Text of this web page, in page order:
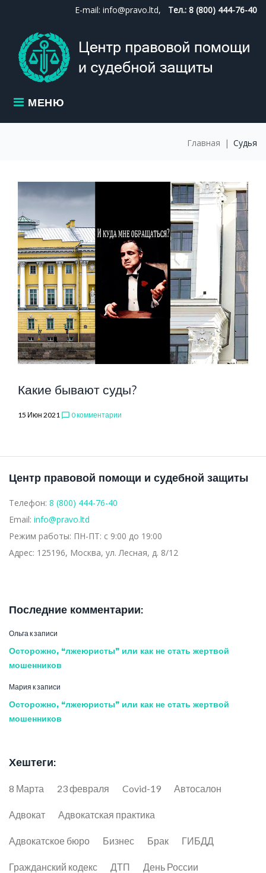
content
E-mail: info@pravo.ltd, Тел.: 8 (800) 444-76-40
МЕНЮ
Главная | Судья
МЕТКА:
СУДЬЯ
Какие бывают суды?
15 Июн 2021 chat_bubble_outline 0 комментарии
Центр правовой помощи и судебной защиты
Телефон: 8 (800) 444-76-40
Email: info@pravo.ltd
Режим работы: ПН-ПТ: с 9:00 до 19:00
Адрес: 125196, Москва, ул. Лесная, д. 8/12
Последние комментарии:
Ольга к записи
Осторожно, “лжеюристы” или как не стать жертвой
мошенников
Мария к записи
Осторожно, “лжеюристы” или как не стать жертвой
мошенников
Хештеги:
8 Марта 23 февраля Covid-19 Автосалон
Адвокат Адвокатская практика
Адвокатское бюро Бизнес Брак ГИБДД
Гражданский кодекс ДТП День России